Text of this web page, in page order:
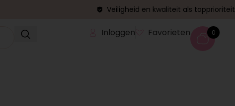
Veiligheid en kwaliteit als topprioriteit
Inloggen Favorieten 0